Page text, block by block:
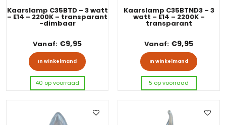
Kaarslamp C35BTD – 3 watt
– E14 – 2200K – transparant
-dimbaar
Vanaf: €9,95
In winkelmand Dit product heeft meerdere variaties.
40 op voorraad
Kaarslamp C35BTND3 – 3
watt – E14 – 2200K –
transparant
Vanaf: €9,95
In winkelmand Dit
5 op voorraad